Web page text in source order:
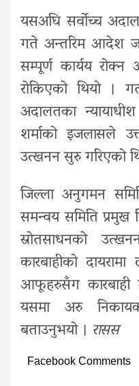
यसअघि सर्वोच्च
गते अन्तरिम आदेश
सम्पूर्ण कार्यय
रोकिएको थियो ।
अदालतका
शर्माको इजलासले
उत्खनन सुरु गरिएको
जिल्ला अनुगमन
समन्वय समिति
स्रोतसाधनको
कारबाहीको
आफूहरुसँग कारबाही
यसमा अरु
बताउनुभयो । रासस
Facebook Comments